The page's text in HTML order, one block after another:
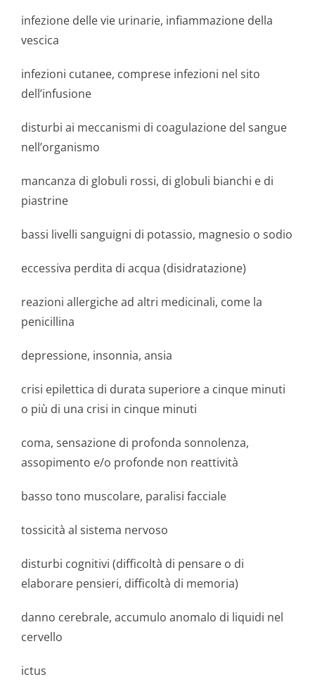
infezione delle vie urinarie, infiammazione della
vescica
infezioni cutanee, comprese infezioni nel sito
dell’infusione
disturbi ai meccanismi di coagulazione del sangue
nell’organismo
mancanza di globuli rossi, di globuli bianchi e di
piastrine
bassi livelli sanguigni di potassio, magnesio o sodio
eccessiva perdita di acqua (disidratazione)
reazioni allergiche ad altri medicinali, come la
penicillina
depressione, insonnia, ansia
crisi epilettica di durata superiore a cinque minuti
o più di una crisi in cinque minuti
coma, sensazione di profonda sonnolenza,
assopimento e/o profonde non reattività
basso tono muscolare, paralisi facciale
tossicità al sistema nervoso
disturbi cognitivi (difficoltà di pensare o di
elaborare pensieri, difficoltà di memoria)
danno cerebrale, accumulo anomalo di liquidi nel
cervello
ictus